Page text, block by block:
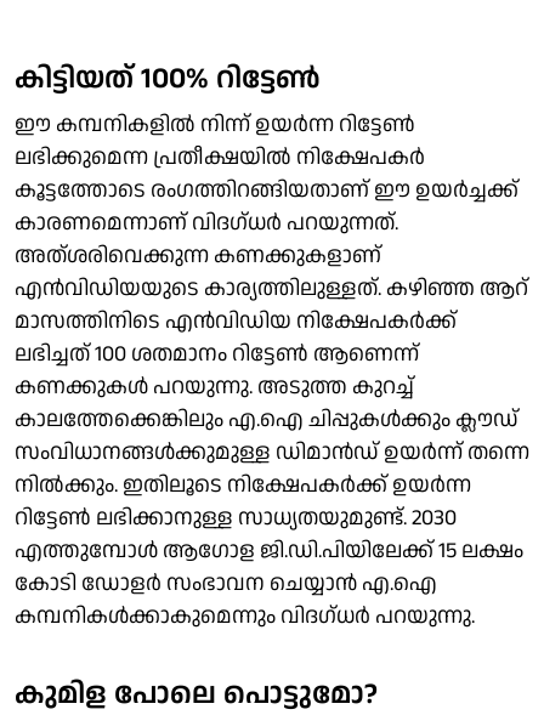
കിട്ടിയത് 100% റിട്ടേണ്‍
ഈ കമ്പനികളില്‍ നിന്ന് ഉയര്‍ന്ന റിട്ടേണ്‍
ലഭിക്കുമെന്ന പ്രതീക്ഷയില്‍ നിക്ഷേപകര്‍
കൂട്ടത്തോടെ രംഗത്തിറങ്ങിയതാണ് ഈ ഉയര്‍ച്ചക്ക്
കാരണമെന്നാണ് വിദഗ്ധര്‍ പറയുന്നത്.
അത്ശരിവെക്കുന്ന കണക്കുകളാണ്
എന്‍വിഡിയയുടെ കാര്യത്തിലുള്ളത്. കഴിഞ്ഞ ആറ്
മാസത്തിനിടെ എന്‍വിഡിയ നിക്ഷേപകര്‍ക്ക്
ലഭിച്ചത് 100 ശതമാനം റിട്ടേണ്‍ ആണെന്ന്
കണക്കുകള്‍ പറയുന്നു. അടുത്ത കുറച്ച്
കാലത്തേക്കെങ്കിലും എ.ഐ ചിപ്പുകള്‍ക്കും ക്ലൗഡ്
സംവിധാനങ്ങള്‍ക്കുമുള്ള ഡിമാന്‍ഡ് ഉയര്‍ന്ന് തന്നെ
നില്‍ക്കും. ഇതിലൂടെ നിക്ഷേപകര്‍ക്ക് ഉയര്‍ന്ന
റിട്ടേണ്‍ ലഭിക്കാനുള്ള സാധ്യതയുമുണ്ട്. 2030
എത്തുമ്പോള്‍ ആഗോള ജി.ഡി.പിയിലേക്ക് 15 ലക്ഷം
കോടി ഡോളര്‍ സംഭാവന ചെയ്യാന്‍ എ.ഐ
കമ്പനികള്‍ക്കാകുമെന്നും വിദഗ്ധര്‍ പറയുന്നു.
കുമിള പോലെ പൊട്ടുമോ?